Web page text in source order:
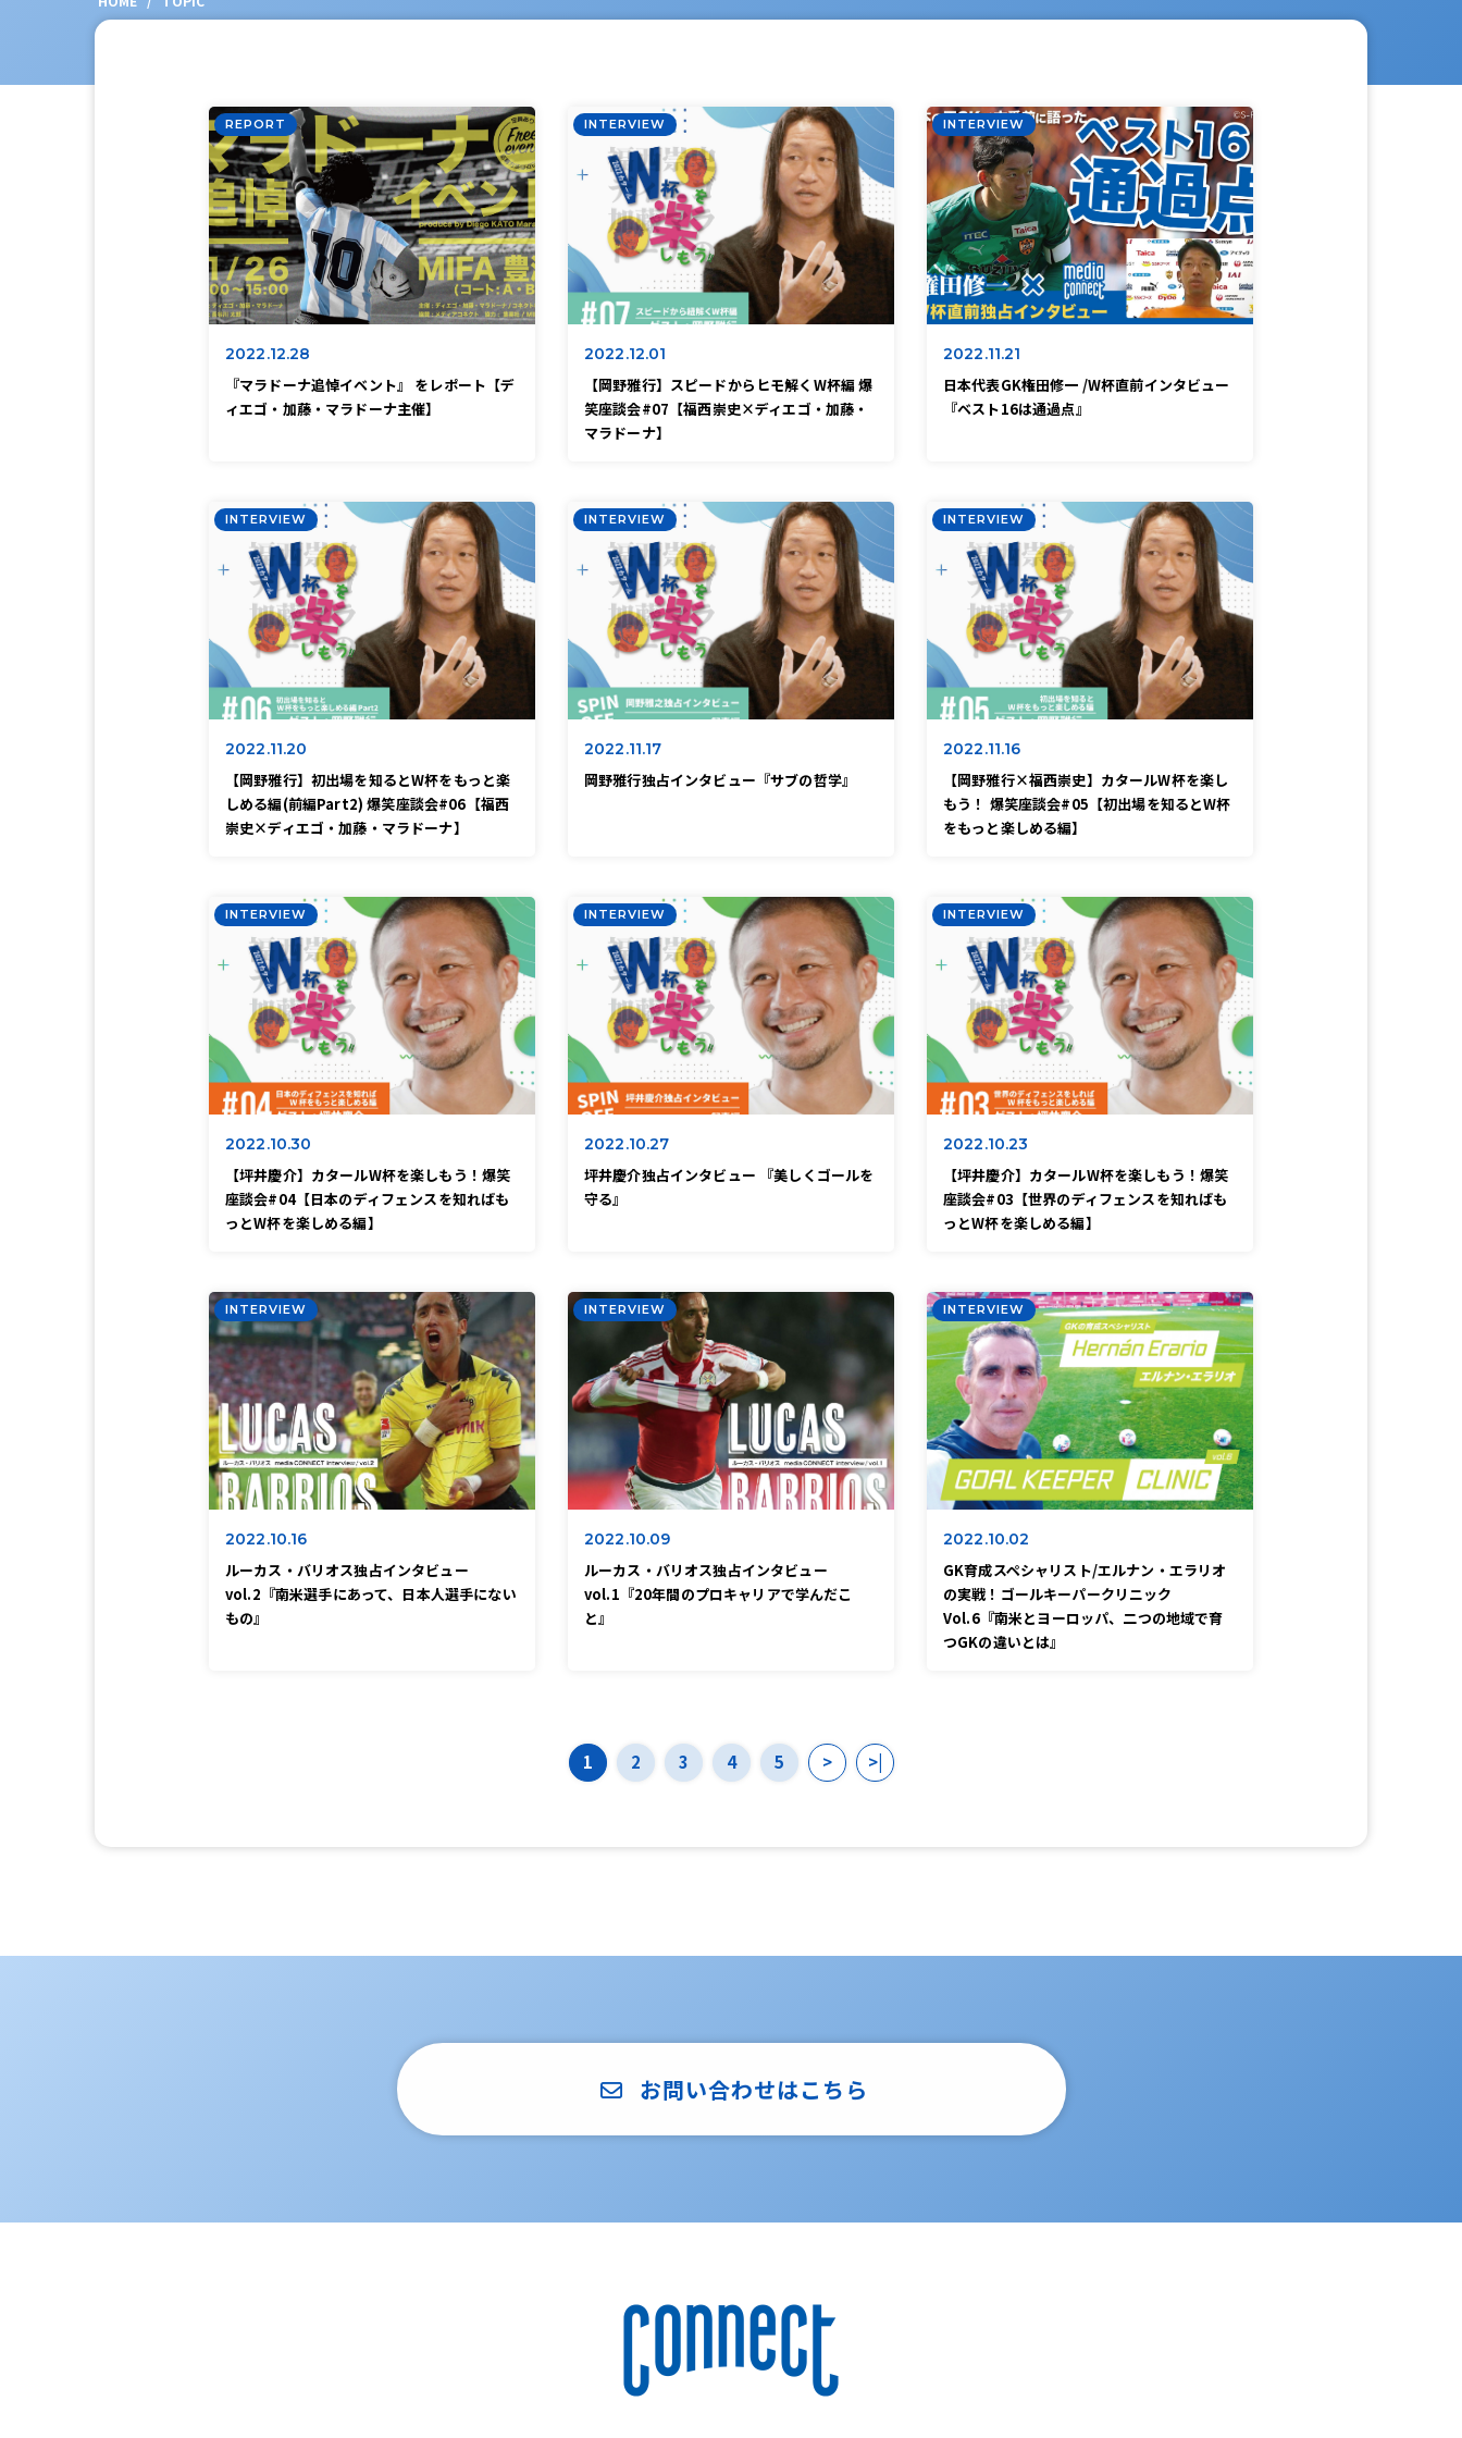
REPORT
2022.12.28
『マラドーナ追悼イベント』 をレポート【デ
ィエゴ・加藤・マラドーナ主催】
INTERVIEW
2022.12.01
【岡野雅行】スピードからヒモ解くW杯編 爆
笑座談会#07【福西崇史×ディエゴ・加藤・
マラドーナ】
INTERVIEW
2022.11.21
日本代表GK権田修一 /W杯直前インタビュー
『ベスト16は通過点』
INTERVIEW
2022.11.20
【岡野雅行】初出場を知るとW杯をもっと楽
しめる編(前編Part2) 爆笑座談会#06【福西
崇史×ディエゴ・加藤・マラドーナ】
INTERVIEW
2022.11.17
岡野雅行独占インタビュー『サブの哲学』
INTERVIEW
2022.11.16
【岡野雅行×福西崇史】カタールW杯を楽し
もう！ 爆笑座談会#05【初出場を知るとW杯
をもっと楽しめる編】
INTERVIEW
2022.10.30
【坪井慶介】カタールW杯を楽しもう！爆笑
座談会#04【日本のディフェンスを知ればも
っとW杯を楽しめる編】
INTERVIEW
2022.10.27
坪井慶介独占インタビュー 『美しくゴールを
守る』
INTERVIEW
2022.10.23
【坪井慶介】カタールW杯を楽しもう！爆笑
座談会#03【世界のディフェンスを知ればも
っとW杯を楽しめる編】
INTERVIEW
2022.10.16
ルーカス・バリオス独占インタビュー
vol.2『南米選手にあって、日本人選手にない
もの』
INTERVIEW
2022.10.09
ルーカス・バリオス独占インタビュー
vol.1『20年間のプロキャリアで学んだこ
と』
INTERVIEW
2022.10.02
GK育成スペシャリスト/エルナン・エラリオ
の実戦！ゴールキーパークリニック
Vol.6『南米とヨーロッパ、二つの地域で育
つGKの違いとは』
1 2 3 4 5 > >|
お問い合わせはこちら